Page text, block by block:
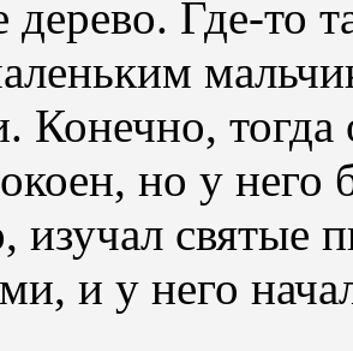
дерево. Где-то
Конечно,
но у него
изучал святые
и у него